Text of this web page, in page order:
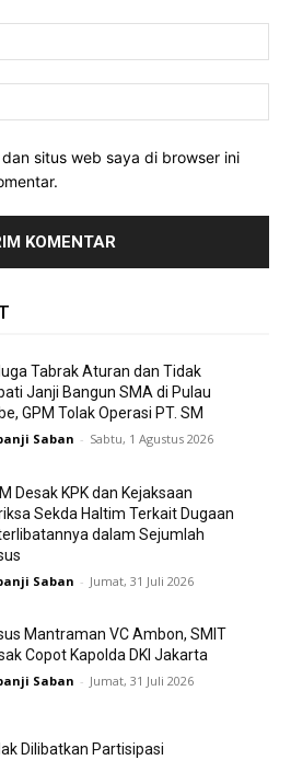
situs web saya di browser ini
Tabrak Aturan dan Tidak
Janji Bangun SMA di Pulau
GPM Tolak Operasi PT. SM
Saban - Sabtu, 1 Agustus 2026
Desak KPK dan Kejaksaan
Sekda Haltim Terkait Dugaan
dalam Sejumlah
Saban - Jumat, 31 Juli 2026
Mantraman VC Ambon, SMIT
Copot Kapolda DKI Jakarta
Saban - Jumat, 31 Juli 2026
Dilibatkan Partisipasi